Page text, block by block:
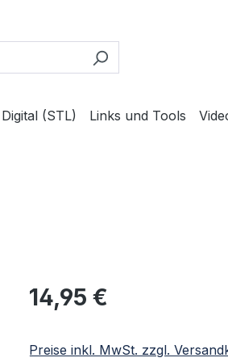
Digital (STL) Links und Tools
Regulärer Preis:
14,95 €
Preise inkl. MwSt. zzgl.